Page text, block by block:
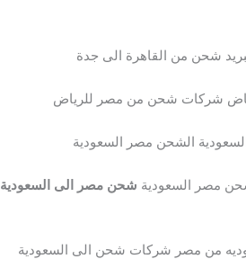
شحن من القاهرة الى جدة
شركات شحن من مصر للرياض
الشحن مصر السعودية
مصر السعودية شحن مصر الى السعودية
من مصر شركات شحن الى السعودية